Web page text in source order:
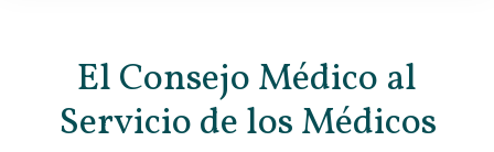
El Consejo Médico al
Servicio de los Médicos